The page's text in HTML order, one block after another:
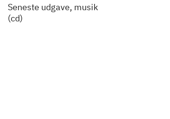
Seneste udgave, musik
(cd)